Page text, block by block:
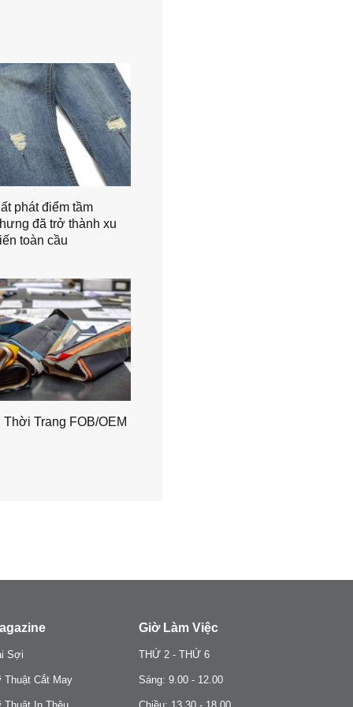
phát điểm tầm
đã trở thành xu
toàn cầu
Thời Trang FOB/OEM
Sợi
Thuật Cắt May
Giờ Làm Việc
THỨ 2 - THỨ 6
Sáng: 9.00 - 12.00